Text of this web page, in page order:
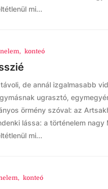
mi...
, konteó
de annál izgalmasabb
ugrasztó,
örmény szóval: az
lássa: a történelem nagy
mi...
, konteó